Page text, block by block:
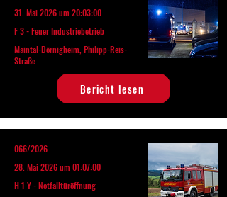
31. Mai 2026 um 20:03:00
F 3 - Feuer Industriebetrieb
Maintal-Dörnigheim, Philipp-Reis-
Straße
Bericht lesen
066/2026
28. Mai 2026 um 01:07:00
H 1 Y - Notfalltüröffnung